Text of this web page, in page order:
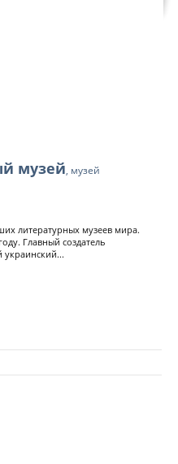
музей, музей
литературных музеев мира.
Главный создатель